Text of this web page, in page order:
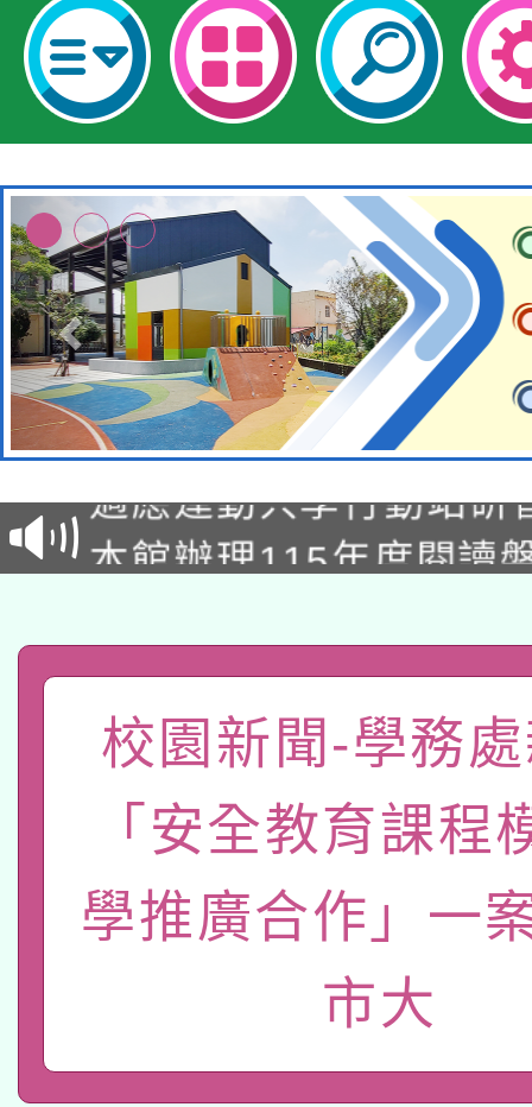
本校115學年度第2次
招)
本館辦理115年度閱讀
礎課程
A3數位素養講師名單
「數位內容與教學軟
有關大陸委員會函釋公
薪期間赴陸應申請許可
轉知經濟部水利署委託
業技術研究院辦理「
用水績優單位及節水達
115年8月22日(星期六
桃園市孔廟祈福系列
開 智慧啟航」
本校115學年度第2次
招甄選結果公告(無人
適應運動共學行動站研
校園新聞-學務
「安全教育課程
學推廣合作」一
市大